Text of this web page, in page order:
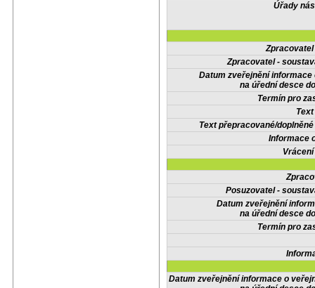
Úřady
Zpracovatel -
Datum zveřejnění informace
na úřední desce
Termín pro
Text přepracované/
Informace
Posuzovatel -
Datum zveřejnění
na úřední desce
Termín pro
Datum zveřejnění informace o